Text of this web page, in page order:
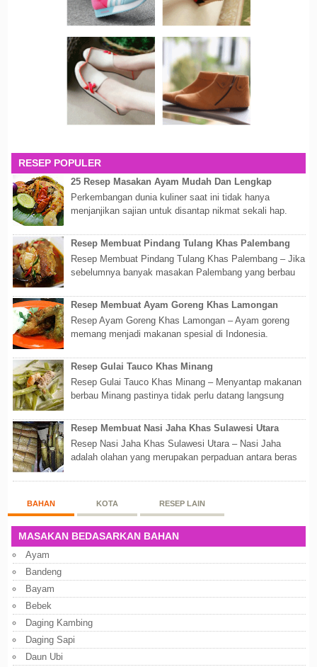
RESEP POPULER
25 Resep Masakan Ayam Mudah Dan Lengkap
Perkembangan dunia kuliner saat ini tidak hanya
menjanjikan sajian untuk disantap nikmat sekali hap.
Resep Membuat Pindang Tulang Khas Palembang
Resep Membuat Pindang Tulang Khas Palembang – Jika
sebelumnya banyak masakan Palembang yang berbau
Resep Membuat Ayam Goreng Khas Lamongan
Resep Ayam Goreng Khas Lamongan – Ayam goreng
memang menjadi makanan spesial di Indonesia.
Resep Gulai Tauco Khas Minang
Resep Gulai Tauco Khas Minang – Menyantap makanan
berbau Minang pastinya tidak perlu datang langsung
Resep Membuat Nasi Jaha Khas Sulawesi Utara
Resep Nasi Jaha Khas Sulawesi Utara – Nasi Jaha
adalah olahan yang merupakan perpaduan antara beras
BAHAN KOTA RESEP LAIN
MASAKAN BEDASARKAN BAHAN
Ayam
Bandeng
Bayam
Bebek
Daging Kambing
Daging Sapi
Daun Ubi